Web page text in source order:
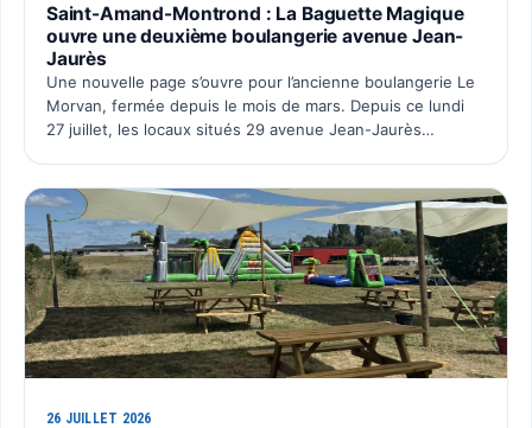
Saint-Amand-Montrond : La Baguette Magique
ouvre une deuxième boulangerie avenue Jean-
Jaurès
Une nouvelle page s’ouvre pour l’ancienne boulangerie Le
Morvan, fermée depuis le mois de mars. Depuis ce lundi
27 juillet, les locaux situés 29 avenue Jean-Jaurès
26 JUILLET 2026